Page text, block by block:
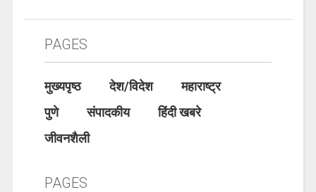
PAGES
मुख्यपृष्ठ देश/विदेश
महाराष्ट्र
पुणे
संपादकीय
हिंदी खबरे
जीवनशैली
PAGES